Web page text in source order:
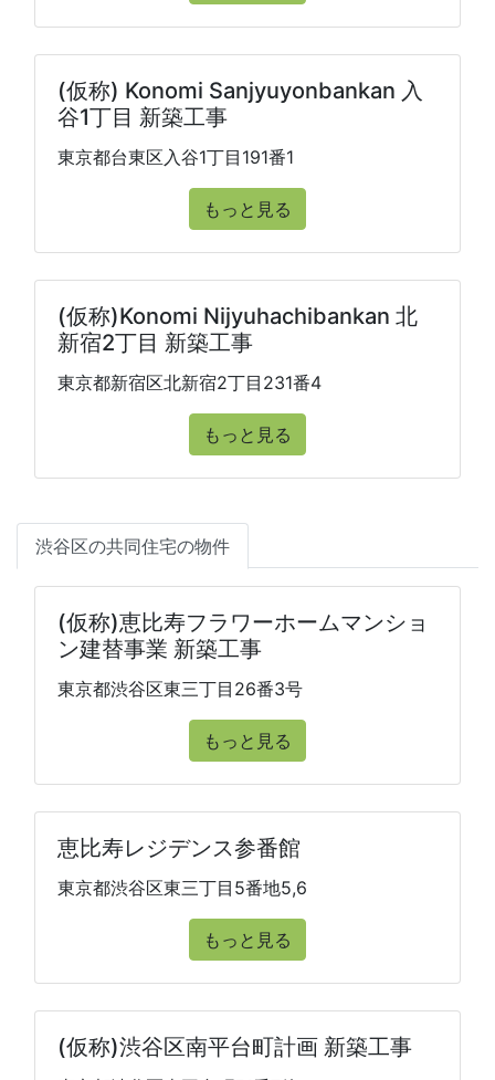
(仮称) Konomi Sanjyuyonbankan 入
谷1丁目 新築工事
東京都台東区入谷1丁目191番1
もっと見る
(仮称)Konomi Nijyuhachibankan 北
新宿2丁目 新築工事
東京都新宿区北新宿2丁目231番4
もっと見る
渋谷区の共同住宅の物件
(仮称)恵比寿フラワーホームマンショ
ン建替事業 新築工事
東京都渋谷区東三丁目26番3号
もっと見る
恵比寿レジデンス参番館
東京都渋谷区東三丁目5番地5,6
もっと見る
(仮称)渋谷区南平台町計画 新築工事